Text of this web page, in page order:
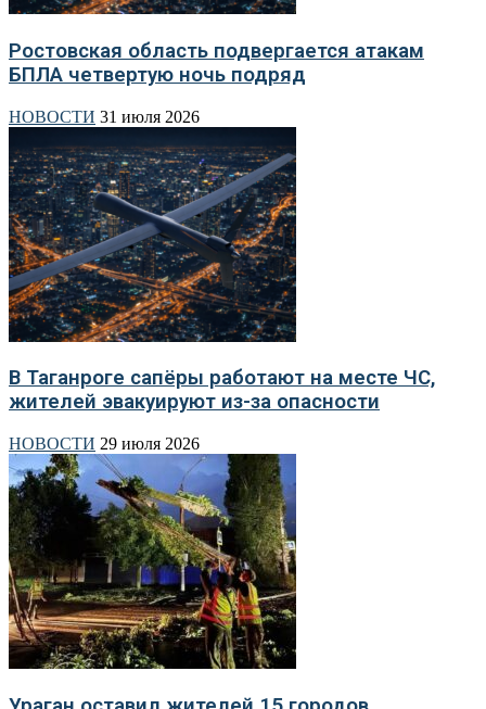
Ростовская область подвергается атакам
БПЛА четвертую ночь подряд
НОВОСТИ 31 июля 2026
В Таганроге сапёры работают на месте ЧС,
жителей эвакуируют из-за опасности
НОВОСТИ 29 июля 2026